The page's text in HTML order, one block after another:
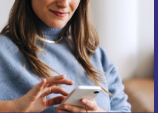
ušetři 400 Kč!
Už nikdy nepromeškej žádnou nabídku.
Chci voucher
osobních údajů najdeš v našich
osobních údajů.